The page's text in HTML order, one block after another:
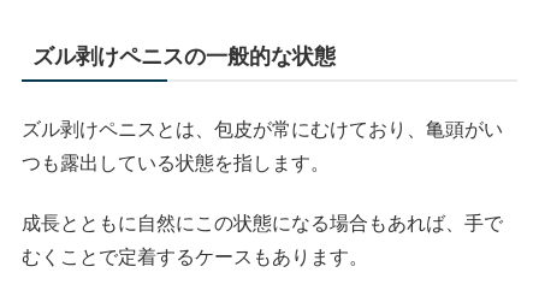
ズル剥けペニスの一般的な状態
ズル剥けペニスとは、包皮が常にむけており、亀頭がい
つも露出している状態を指します。
成長とともに自然にこの状態になる場合もあれば、手で
むくことで定着するケースもあります。